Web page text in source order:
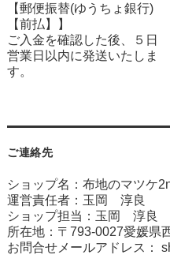
【郵便振替(ゆうちょ銀行)
【前払】】
ご入金を確認した後、５日
営業日以内に発送いたしま
す。
ご連絡先
ショップ名：布地のマツケ
運営責任者：玉岡 淳良
ショップ担当：玉岡 淳良
所在地：〒793-0027愛媛県
お問合せメールアドレス：